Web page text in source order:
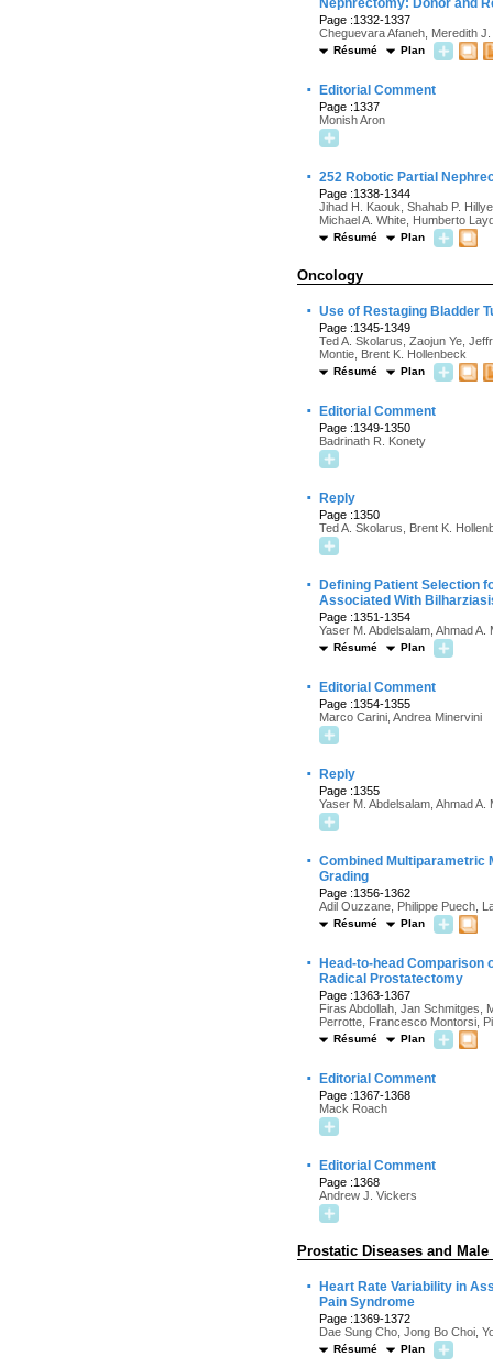
Nephrectomy: Donor and
Page :1332-1337
Cheguevara Afaneh, Meredith
Résumé Plan
· Editorial Comment
Page :1337
Monish Aron
· 252 Robotic Partial
Page :1338-1344
Jihad H. Kaouk, Shahab P.
Michael A. White, Humberto
Résumé Plan
Oncology
· Use of Restaging Bladder
Page :1345-1349
Ted A. Skolarus, Zaojun Ye,
Montie, Brent K. Hollenbeck
Résumé Plan
· Editorial Comment
Page :1349-1350
Badrinath R. Konety
· Reply
Page :1350
Ted A. Skolarus, Brent K.
·
Defining Patient Selection
Associated With
Page :1351-1354
Yaser M. Abdelsalam, Ahmad
Résumé Plan
· Editorial Comment
Page :1354-1355
Marco Carini, Andrea Minervini
· Reply
Page :1355
Yaser M. Abdelsalam, Ahmad
· Combined Multiparametric
Grading
Page :1356-1362
Adil Ouzzane, Philippe Puech,
Résumé Plan
·
Head-to-head Comparison
Radical Prostatectomy
Page :1363-1367
Firas Abdollah, Jan Schmitges,
Perrotte, Francesco Montorsi,
Résumé Plan
· Editorial Comment
Page :1367-1368
Mack Roach
· Editorial Comment
Page :1368
Andrew J. Vickers
Prostatic Diseases and
·
Heart Rate Variability in
Pain Syndrome
Page :1369-1372
Dae Sung Cho, Jong Bo Choi,
Résumé Plan